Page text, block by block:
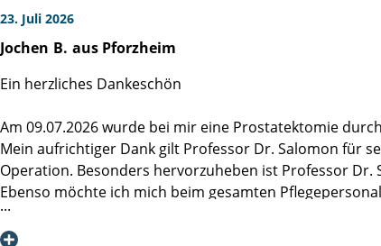
23. Juli 2026
Jochen B. aus Pforzheim
Ein herzliches Dankeschön
Am 09.07.2026 wurde bei mir eine Prostatektomie
Mein aufrichtiger Dank gilt Professor Dr. Salomon für
Operation. Besonders hervorzuheben ist Professor
Ebenso möchte ich mich beim gesamten
Mittelpunkt steht.
Ein großes Dankeschön geht auch an die